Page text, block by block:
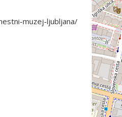
muzej-ljubljana/